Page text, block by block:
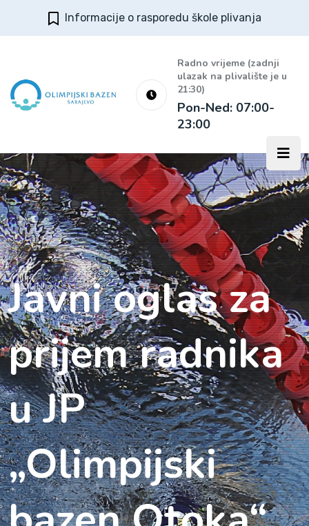
Informacije o rasporedu škole plivanja
Radno vrijeme (zadnji
ulazak na plivalište je u
21:30)
Pon-Ned: 07:00-
23:00
Javni oglas za
prijem radnika
u JP
„Olimpijski